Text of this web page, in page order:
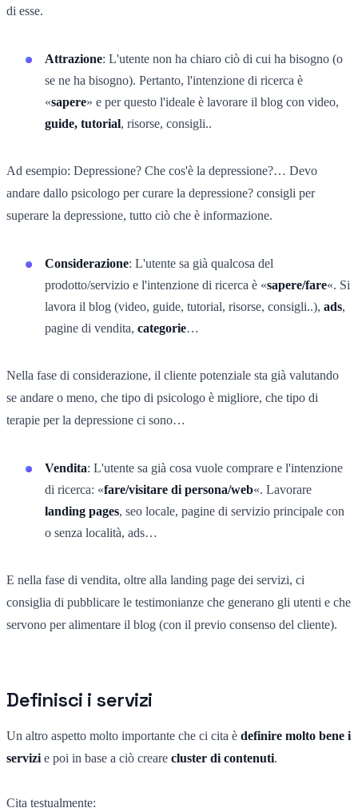
di esse.
Attrazione: L'utente non ha chiaro ciò di cui ha bisogno (o
se ne ha bisogno). Pertanto, l'intenzione di ricerca è
«sapere» e per questo l'ideale è lavorare il blog con video,
guide, tutorial, risorse, consigli..
Ad esempio: Depressione? Che cos'è la depressione?… Devo
andare dallo psicologo per curare la depressione? consigli per
superare la depressione, tutto ciò che è informazione.
Considerazione: L'utente sa già qualcosa del
prodotto/servizio e l'intenzione di ricerca è «sapere/fare«. Si
lavora il blog (video, guide, tutorial, risorse, consigli..), ads,
pagine di vendita, categorie…
Nella fase di considerazione, il cliente potenziale sta già valutando
se andare o meno, che tipo di psicologo è migliore, che tipo di
terapie per la depressione ci sono…
Vendita: L'utente sa già cosa vuole comprare e l'intenzione
di ricerca: «fare/visitare di persona/web«. Lavorare
landing pages, seo locale, pagine di servizio principale con
o senza località, ads…
E nella fase di vendita, oltre alla landing page dei servizi, ci
consiglia di pubblicare le testimonianze che generano gli utenti e che
servono per alimentare il blog (con il previo consenso del cliente).
Definisci i servizi
Un altro aspetto molto importante che ci cita è definire molto bene i
servizi e poi in base a ciò creare cluster di contenuti.
Cita testualmente: